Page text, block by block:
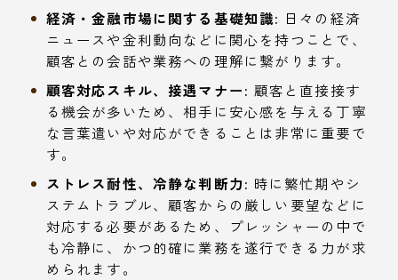
経済・金融市場に関する基礎知識: 日々の経済
ニュースや金利動向などに関心を持つことで、
顧客との会話や業務への理解に繋がります。
顧客対応スキル、接遇マナー: 顧客と直接接す
る機会が多いため、相手に安心感を与える丁寧
な言葉遣いや対応ができることは非常に重要で
す。
ストレス耐性、冷静な判断力: 時に繁忙期やシ
ステムトラブル、顧客からの厳しい要望などに
対応する必要があるため、プレッシャーの中で
も冷静に、かつ的確に業務を遂行できる力が求
められます。